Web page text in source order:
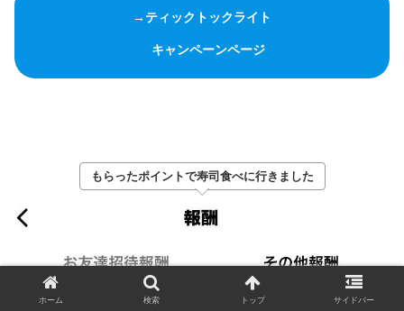
→ティックトックライト
キャンペーンページ
もらったポイントで寿司食べに行きました
ホーム 検索 トップ サイドバー